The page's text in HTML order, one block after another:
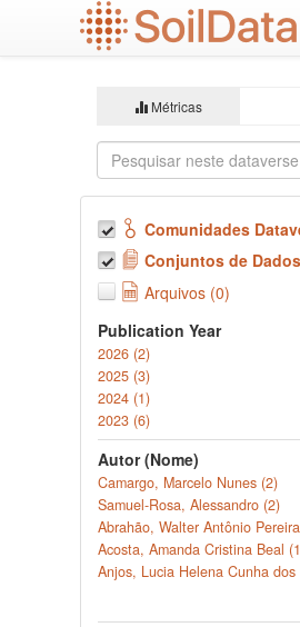
Métricas
Comunidades
Conjuntos de
Arquivos (0)
Publication Year
2026 (2)
2025 (3)
2024 (1)
2023 (6)
Autor (Nome)
Camargo, Marcelo Nunes (2)
Samuel-Rosa, Alessandro (2)
Abrahão, Walter Antônio
Acosta, Amanda Cristina Beal
Anjos, Lucia Helena Cunha dos